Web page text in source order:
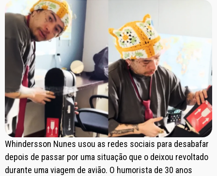
Whindersson Nunes usou as redes sociais para desabafar
depois de passar por uma situação que o deixou revoltado
durante uma viagem de avião. O humorista de 30 anos